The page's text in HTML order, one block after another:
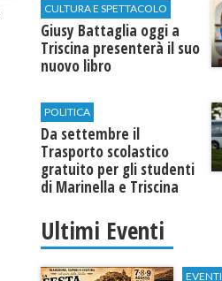
CULTURA E SPETTACOLO
Giusy Battaglia oggi a
Triscina presenterà il suo
nuovo libro
POLITICA
Da settembre il
Trasporto scolastico
gratuito per gli studenti
di Marinella e Triscina
Ultimi Eventi
EVENTI